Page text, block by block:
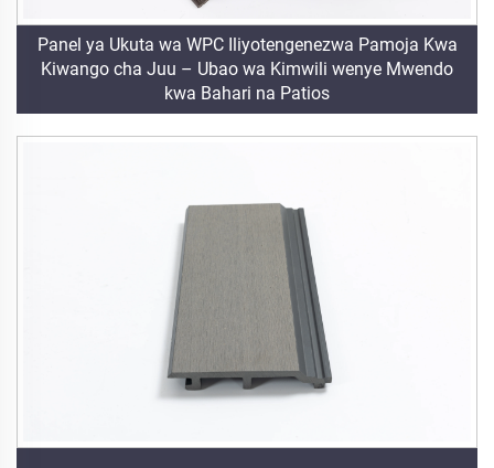
Panel ya Ukuta wa WPC Iliyotengenezwa Pamoja Kwa
Kiwango cha Juu – Ubao wa Kimwili wenye Mwendo
kwa Bahari na Patios